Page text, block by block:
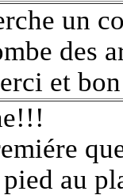
un
des
et
au